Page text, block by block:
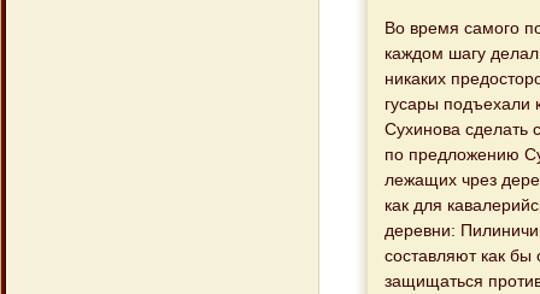
Во время самого
каждом шагу
никаких
гусары подъехали
Сухинова сделать
по предложению
лежащих чрез
как для
деревни:
составляют как
защищаться